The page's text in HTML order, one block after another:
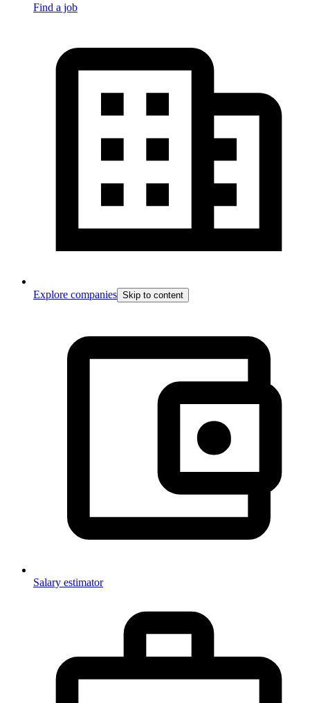
Find a job
Explore companies Skip to content
Salary estimator